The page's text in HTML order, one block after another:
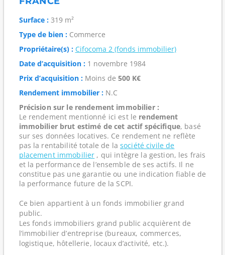
Surface :319 m²
Type de bien :Commerce
Propriétaire(s) : Cifocoma 2 (fonds immobilier)
Date d’acquisition :1 novembre 1984
Prix d’acquisition :Moins de 500 K€
Rendement immobilier :N.C
Précision sur le rendement immobilier :
Le rendement mentionné ici est le rendement
immobilier brut estimé de cet actif spécifique, basé
sur ses données locatives. Ce rendement ne reflète
pas la rentabilité totale de la société civile de
placement immobilier , qui intègre la gestion, les frais
et la performance de l’ensemble de ses actifs. Il ne
constitue pas une garantie ou une indication fiable de
la performance future de la SCPI.
Ce bien appartient à un fonds immobilier grand
public.
Les fonds immobiliers grand public acquièrent de
l’immobilier d’entreprise (bureaux, commerces,
logistique, hôtellerie, locaux d’activité, etc.).